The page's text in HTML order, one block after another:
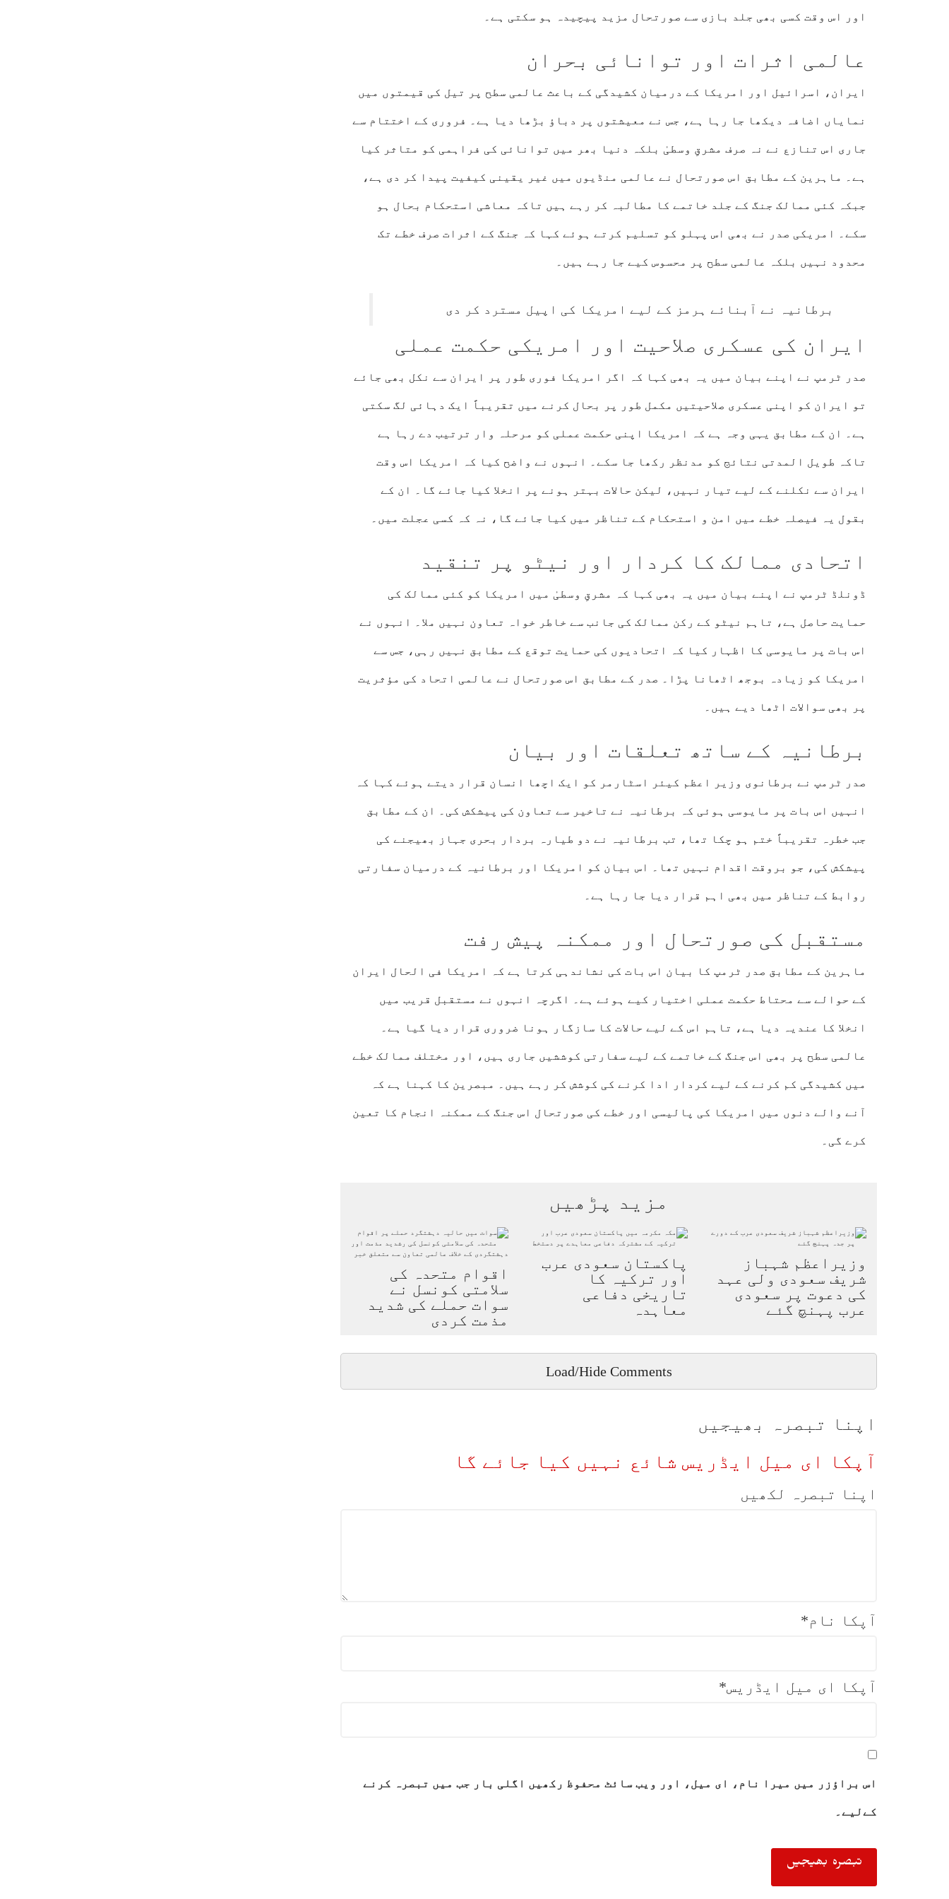
اور اس وقت کسی بھی جلد بازی سے صورتحال مزید پیچیدہ ہو سکتی ہے۔
عالمی اثرات اور توانائی بحران
ایران، اسرائیل اور امریکا کے درمیان کشیدگی کے باعث عالمی سطح پر تیل کی قیمتوں میں
نمایاں اضافہ دیکھا جا رہا ہے، جس نے معیشتوں پر دباؤ بڑھا دیا ہے۔ فروری کے اختتام سے
جاری اس تنازع نے نہ صرف مشرقِ وسطیٰ بلکہ دنیا بھر میں توانائی کی فراہمی کو متاثر کیا
ہے۔ ماہرین کے مطابق اس صورتحال نے عالمی منڈیوں میں غیر یقینی کیفیت پیدا کر دی ہے،
جبکہ کئی ممالک جنگ کے جلد خاتمے کا مطالبہ کر رہے ہیں تاکہ معاشی استحکام بحال ہو
سکے۔ امریکی صدر نے بھی اس پہلو کو تسلیم کرتے ہوئے کہا کہ جنگ کے اثرات صرف خطے تک
محدود نہیں بلکہ عالمی سطح پر محسوس کیے جا رہے ہیں۔
برطانیہ نے آبنائے ہرمز کے لیے امریکا کی اپیل مسترد کر دی
ایران کی عسکری صلاحیت اور امریکی حکمت عملی
صدر ٹرمپ نے اپنے بیان میں یہ بھی کہا کہ اگر امریکا فوری طور پر ایران سے نکل بھی جائے
تو ایران کو اپنی عسکری صلاحیتیں مکمل طور پر بحال کرنے میں تقریباً ایک دہائی لگ سکتی
ہے۔ ان کے مطابق یہی وجہ ہے کہ امریکا اپنی حکمت عملی کو مرحلہ وار ترتیب دے رہا ہے
تاکہ طویل المدتی نتائج کو مدنظر رکھا جا سکے۔ انہوں نے واضح کیا کہ امریکا اس وقت
ایران سے نکلنے کے لیے تیار نہیں، لیکن حالات بہتر ہونے پر انخلا کیا جائے گا۔ ان کے
بقول یہ فیصلہ خطے میں امن و استحکام کے تناظر میں کیا جائے گا، نہ کہ کسی عجلت میں۔
اتحادی ممالک کا کردار اور نیٹو پر تنقید
ڈونلڈ ٹرمپ نے اپنے بیان میں یہ بھی کہا کہ مشرقِ وسطیٰ میں امریکا کو کئی ممالک کی
حمایت حاصل ہے، تاہم نیٹو کے رکن ممالک کی جانب سے خاطر خواہ تعاون نہیں ملا۔ انہوں نے
اس بات پر مایوسی کا اظہار کیا کہ اتحادیوں کی حمایت توقع کے مطابق نہیں رہی، جس سے
امریکا کو زیادہ بوجھ اٹھانا پڑا۔ صدر کے مطابق اس صورتحال نے عالمی اتحاد کی مؤثریت
پر بھی سوالات اٹھا دیے ہیں۔
برطانیہ کے ساتھ تعلقات اور بیان
صدر ٹرمپ نے برطانوی وزیر اعظم کیئر اسٹارمر کو ایک اچھا انسان قرار دیتے ہوئے کہا کہ
انہیں اس بات پر مایوسی ہوئی کہ برطانیہ نے تاخیر سے تعاون کی پیشکش کی۔ ان کے مطابق
جب خطرہ تقریباً ختم ہو چکا تھا، تب برطانیہ نے دو طیارہ بردار بحری جہاز بھیجنے کی
پیشکش کی، جو بروقت اقدام نہیں تھا۔ اس بیان کو امریکا اور برطانیہ کے درمیان سفارتی
روابط کے تناظر میں بھی اہم قرار دیا جا رہا ہے۔
مستقبل کی صورتحال اور ممکنہ پیش رفت
ماہرین کے مطابق صدر ٹرمپ کا بیان اس بات کی نشاندہی کرتا ہے کہ امریکا فی الحال ایران
کے حوالے سے محتاط حکمت عملی اختیار کیے ہوئے ہے۔ اگرچہ انہوں نے مستقبل قریب میں
انخلا کا عندیہ دیا ہے، تاہم اس کے لیے حالات کا سازگار ہونا ضروری قرار دیا گیا ہے۔
عالمی سطح پر بھی اس جنگ کے خاتمے کے لیے سفارتی کوششیں جاری ہیں، اور مختلف ممالک خطے
میں کشیدگی کم کرنے کے لیے کردار ادا کرنے کی کوشش کر رہے ہیں۔ مبصرین کا کہنا ہے کہ
آنے والے دنوں میں امریکا کی پالیسی اور خطے کی صورتحال اس جنگ کے ممکنہ انجام کا تعین
کرے گی۔
مزید پڑھیں
اقوام متحدہ کی
سلامتی کونسل نے
سوات حملے کی شدید
مذمت کردی
پاکستان سعودی عرب
اور ترکیہ کا
تاریخی دفاعی
معاہدہ
وزیراعظم شہباز
شریف سعودی ولی عہد
کی دعوت پر سعودی
عرب پہنچ گئے
Load/Hide Comments
اپنا تبصرہ بھیجیں
آپکا ای میل ایڈریس شائع نہیں کیا جائے گا
اپنا تبصرہ لکھیں
آپکا نام*
آپکا ای میل ایڈریس*
اس براؤزر میں میرا نام، ای میل، اور ویب سائٹ محفوظ رکھیں اگلی بار جب میں تبصرہ کرنے
کےلیے۔